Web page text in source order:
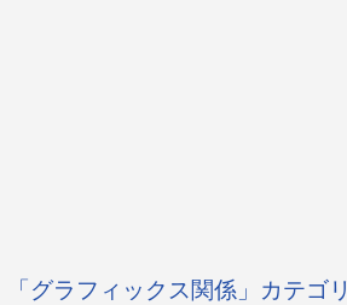
「グラフィックス関係」カテゴ